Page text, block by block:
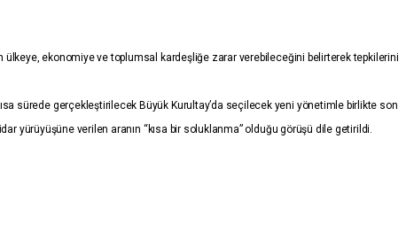
ülkeye, ekonomiye ve toplumsal kardeşliğe zarar verebileceğini belirterek tepkilerini
sürede gerçekleştirilecek Büyük Kurultay’da seçilecek yeni yönetimle birlikte son
yürüyüşüne verilen aranın “kısa bir soluklanma” olduğu görüşü dile getirildi.